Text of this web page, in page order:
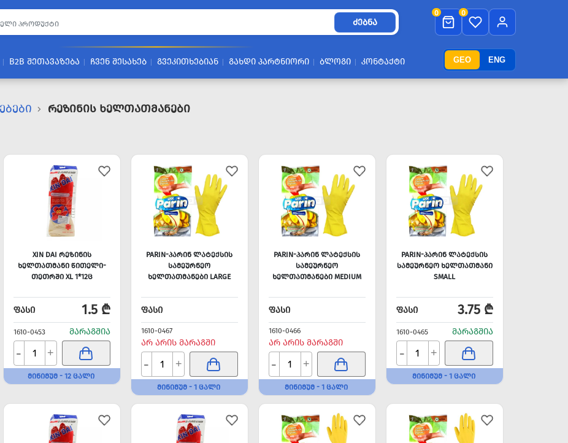
GEO ENG
ᲫᲔᲑᲜᲐ
0 0
B2B ᲨᲔᲗᲐᲕᲐᲖᲔᲑᲐ ᲩᲕᲔᲜ ᲨᲔᲡᲐᲮᲔᲑ ᲒᲕᲔᲙᲘᲗᲮᲔᲑᲘᲐᲜ ᲒᲐᲮᲓᲘ ᲞᲐᲠᲢᲜᲘᲝᲠᲘ ᲑᲚᲝᲒᲘ ᲙᲝᲜᲢᲐᲥᲢᲘ
Რეზინის Ხელთათმანები
XIN DAI ᲠᲔᲖᲘᲜᲘᲡ
ᲮᲔᲚᲗᲐᲗᲛᲐᲜᲘ ᲬᲘᲗᲔᲚᲘ-
ᲗᲔᲗᲠᲨᲘ XL 1*12Ც
ᲤᲐᲡᲘ 1.5 ₾
1610-0453 ᲛᲐᲠᲐᲒᲨᲘᲐ
- +
ᲛᲘᲜᲘᲛᲣᲛ - 12 ᲪᲐᲚᲘ
PARIN-ᲞᲐᲠᲘᲜ ᲚᲐᲢᲔᲥᲡᲘᲡ
ᲡᲐᲛᲔᲣᲠᲜᲔᲝ
ᲮᲔᲚᲗᲐᲗᲛᲐᲜᲔᲑᲘ LARGE
ᲤᲐᲡᲘ
1610-0467
ᲐᲠ ᲐᲠᲘᲡ ᲛᲐᲠᲐᲒᲨᲘ
- +
ᲛᲘᲜᲘᲛᲣᲛ - 1 ᲪᲐᲚᲘ
PARIN-ᲞᲐᲠᲘᲜ ᲚᲐᲢᲔᲥᲡᲘᲡ
ᲡᲐᲛᲔᲣᲠᲜᲔᲝ
ᲮᲔᲚᲗᲐᲗᲛᲐᲜᲔᲑᲘ MEDIUM
ᲤᲐᲡᲘ
1610-0466
ᲐᲠ ᲐᲠᲘᲡ ᲛᲐᲠᲐᲒᲨᲘ
- +
ᲛᲘᲜᲘᲛᲣᲛ - 1 ᲪᲐᲚᲘ
PARIN-ᲞᲐᲠᲘᲜ ᲚᲐᲢᲔᲥᲡᲘᲡ
ᲡᲐᲛᲔᲣᲠᲜᲔᲝ ᲮᲔᲚᲗᲐᲗᲛᲐᲜᲘ
SMALL
ᲤᲐᲡᲘ 3.75 ₾
1610-0465 ᲛᲐᲠᲐᲒᲨᲘᲐ
- +
ᲛᲘᲜᲘᲛᲣᲛ - 1 ᲪᲐᲚᲘ